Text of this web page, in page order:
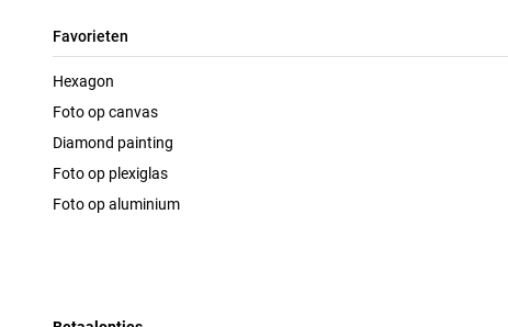
Favorieten
Hexagon
Foto op canvas
Diamond painting
Foto op plexiglas
Foto op aluminium